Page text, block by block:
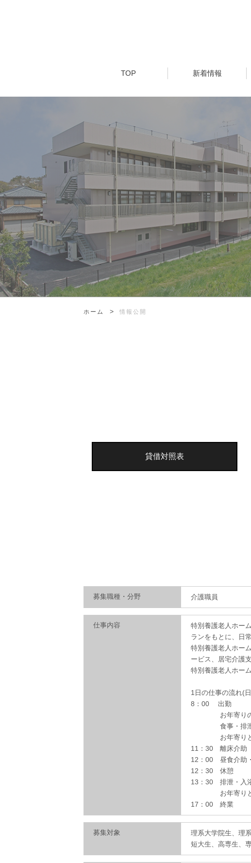
TOP 新着情報
ホーム > 情報公開
貸借対照表
募集職種・分野 介護職員
仕事内容
特別養護老人ホー
ランをもとに、日
特別養護老人ホー
ービス、居宅介護
特別養護老人ホー
1日の仕事の流れ(
8：00 出勤
お年寄りの状
食事・排泄・
お年寄りと
11：30 離床介助
12：00 昼食介助
12：30 休憩
13：30 排泄・入
お年寄りと
17：00 終業
募集対象
理系大学院生、理
短大生、高専生、